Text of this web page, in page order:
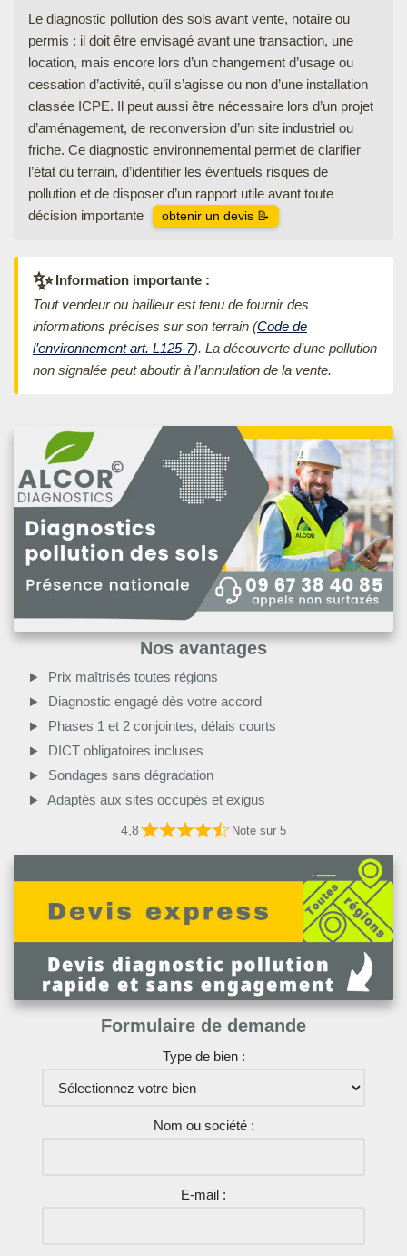
Le diagnostic pollution des sols avant vente, notaire ou
permis : il doit être envisagé avant une transaction, une
location, mais encore lors d’un changement d’usage ou
cessation d’activité, qu’il s’agisse ou non d’une installation
classée ICPE. Il peut aussi être nécessaire lors d’un projet
d’aménagement, de reconversion d’un site industriel ou
friche. Ce diagnostic environnemental permet de clarifier
l’état du terrain, d’identifier les éventuels risques de
pollution et de disposer d’un rapport utile avant toute
décision importante
obtenir un devis 📝
✨ Information importante :
Tout vendeur ou bailleur est tenu de fournir des
informations précises sur son terrain (Code de
l’environnement art. L125-7). La découverte d’une pollution
non signalée peut aboutir à l’annulation de la vente.
Nos avantages
Prix maîtrisés toutes régions
Diagnostic engagé dès votre accord
Phases 1 et 2 conjointes, délais courts
DICT obligatoires incluses
Sondages sans dégradation
Adaptés aux sites occupés et exigus
4,8 Note sur 5
Formulaire de demande
Type de bien :
Nom ou société :
E-mail :